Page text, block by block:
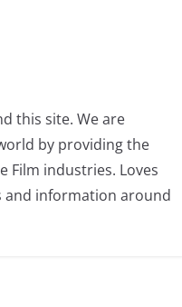
this site. We are
by providing the
Film industries. Loves
and information around